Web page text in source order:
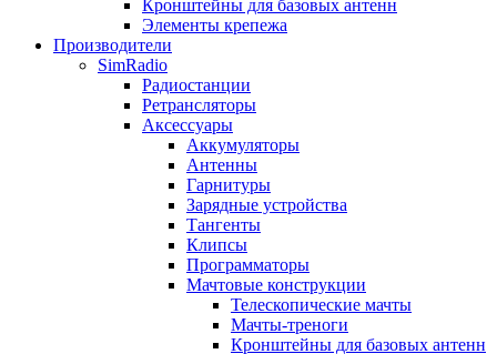
Кронштейны для базовых антенн
Элементы крепежа
Производители
SimRadio
Радиостанции
Ретрансляторы
Аксессуары
Аккумуляторы
Антенны
Гарнитуры
Зарядные устройства
Тангенты
Клипсы
Программаторы
Мачтовые конструкции
Телескопические мачты
Мачты-треноги
Кронштейны для базовых антенн